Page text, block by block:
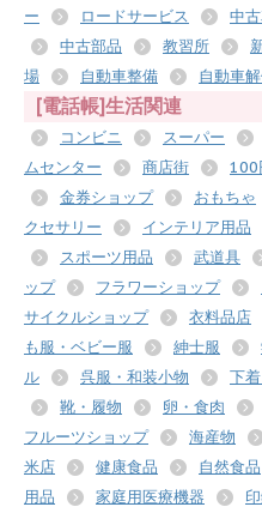
ー
ロードサービス 中
中古部品
教習所
場
自動車整備 自動車
[電話帳]生活関連
コンビニ スーパー
ムセンター
商店街 100
金券ショップ
おもちゃ
クセサリー
インテリア用品
スポーツ用品
武道具
ップ
フラワーショップ
サイクルショップ
衣料品店
も服・ベビー服
紳士服
ル
呉服・和装小物 下
靴・履物
卵・食肉
フルーツショップ
海産物
米店
健康食品 自然食品
用品
家庭用医療機器